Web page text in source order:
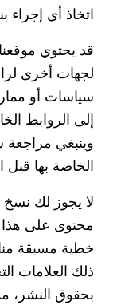
اتخاذ أي إجراء
قد يحتوي
لجهات أخرى
سياسات أو
إلى الروابط
وينبغي
الخاصة بها قبل
لا يجوز لك نسخ
محتوى على
خطية مسبقة
ذلك العلامات
بحقوق النشر،